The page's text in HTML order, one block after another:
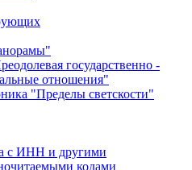
государственно -
отношения"
"Пределы светскости"
с ИНН и другими
кодами